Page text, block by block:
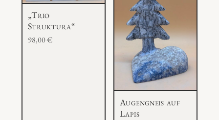
„Trio
Struktura“
98,00€
Augengneis auf
Lapis